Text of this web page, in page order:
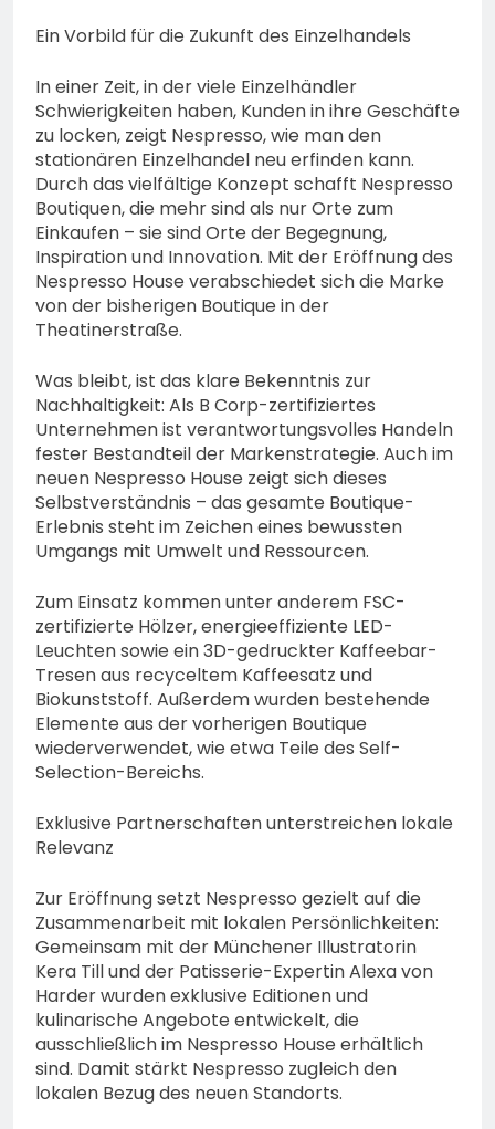
Ein Vorbild für die Zukunft des Einzelhandels
In einer Zeit, in der viele Einzelhändler
Schwierigkeiten haben, Kunden in ihre Geschäfte
zu locken, zeigt Nespresso, wie man den
stationären Einzelhandel neu erfinden kann.
Durch das vielfältige Konzept schafft Nespresso
Boutiquen, die mehr sind als nur Orte zum
Einkaufen – sie sind Orte der Begegnung,
Inspiration und Innovation. Mit der Eröffnung des
Nespresso House verabschiedet sich die Marke
von der bisherigen Boutique in der
Theatinerstraße.
Was bleibt, ist das klare Bekenntnis zur
Nachhaltigkeit: Als B Corp-zertifiziertes
Unternehmen ist verantwortungsvolles Handeln
fester Bestandteil der Markenstrategie. Auch im
neuen Nespresso House zeigt sich dieses
Selbstverständnis – das gesamte Boutique-
Erlebnis steht im Zeichen eines bewussten
Umgangs mit Umwelt und Ressourcen.
Zum Einsatz kommen unter anderem FSC-
zertifizierte Hölzer, energieeffiziente LED-
Leuchten sowie ein 3D-gedruckter Kaffeebar-
Tresen aus recyceltem Kaffeesatz und
Biokunststoff. Außerdem wurden bestehende
Elemente aus der vorherigen Boutique
wiederverwendet, wie etwa Teile des Self-
Selection-Bereichs.
Exklusive Partnerschaften unterstreichen lokale
Relevanz
Zur Eröffnung setzt Nespresso gezielt auf die
Zusammenarbeit mit lokalen Persönlichkeiten:
Gemeinsam mit der Münchener Illustratorin
Kera Till und der Patisserie-Expertin Alexa von
Harder wurden exklusive Editionen und
kulinarische Angebote entwickelt, die
ausschließlich im Nespresso House erhältlich
sind. Damit stärkt Nespresso zugleich den
lokalen Bezug des neuen Standorts.